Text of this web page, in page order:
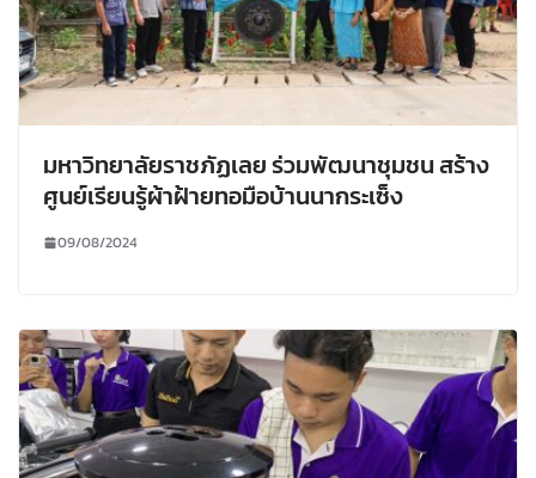
มหาวิทยาลัยราชภัฏเลย ร่วมพัฒนาชุมชน สร้าง
ศูนย์เรียนรู้ผ้าฝ้ายทอมือบ้านนากระเซ็ง
09/08/2024